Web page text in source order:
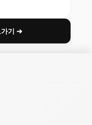
기 ➔